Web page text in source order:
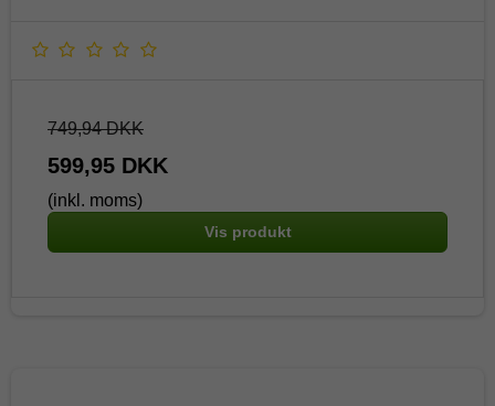
749,94 DKK
599,95 DKK
(inkl. moms)
Vis produkt